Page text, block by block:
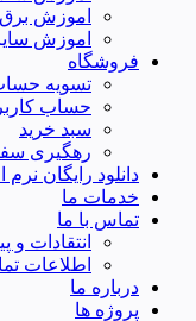
اموزش
اموزش
فروشگاه
تسویه
حساب
سبد خرید
رهگیری
دانلود رایگان
خدمات ما
تماس با ما
انتقادات و
اطلاعات
درباره ما
پروژه ها